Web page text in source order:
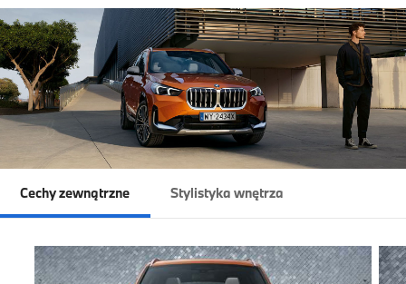
Cechy zewnątrzne Stylistyka wnętrza